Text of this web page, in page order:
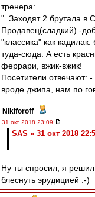
тренера:
"..Заходят 2 брутала в
Продавец(сладкий) -
"классика" как
туда-сюда. А есть
феррари, вжик-вжик!
Посетители отвечают:
вроде джипа, нам по
Nikiforoff -
31 окт 2018 23:09
SAS » 31 окт 2018
Ну ты спросил, я
блеснуть эрудицией :-)